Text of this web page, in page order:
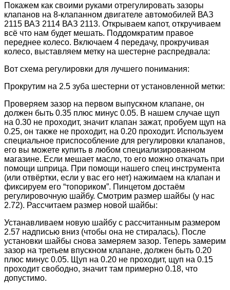
Покажем как своими руками отрегулировать зазоры
клапанов на 8-клапанном двигателе автомобилей ВАЗ
2115 ВАЗ 2114 ВАЗ 2113. Открываем капот, откручиваем
всё что нам будет мешать. Поддомкратим правое
переднее колесо. Включаем 4 передачу, прокручивая
колесо, выставляем метку на шестерне распредвала:
Вот схема регулировки для лучшего понимания:
Прокрутим на 2.5 зуба шестерни от установленной метки:
Проверяем зазор на первом выпускном клапане, он
должен быть 0.35 плюс минус 0.05. В нашем случае щуп
на 0.30 не проходит, значит клапан зажат, пробуем щуп на
0.25, он также не проходит, на 0.20 проходит. Используем
специальное приспособление для регулировки клапанов,
его вы можете купить в любом специализированном
магазине. Если мешает масло, то его можно откачать при
помощи шприца. При помощи нашего спец инструмента
(или отвёртки, если у вас его нет) нажимаем на клапан и
фиксируем его “топориком”. Пинцетом достаём
регулировочную шайбу. Смотрим размер шайбы (у нас
2.72). Рассчитаем размер новой шайбы:
Устанавливаем новую шайбу с рассчитанным размером
2.57 надписью вниз (чтобы она не стиралась). После
установки шайбы снова замеряем зазор. Теперь замерим
зазор на третьем впускном клапане, должен быть 0.20
плюс минус 0.05. Щуп на 0.20 не проходит, щуп на 0.15
проходит свободно, значит там примерно 0.18, что
допустимо.